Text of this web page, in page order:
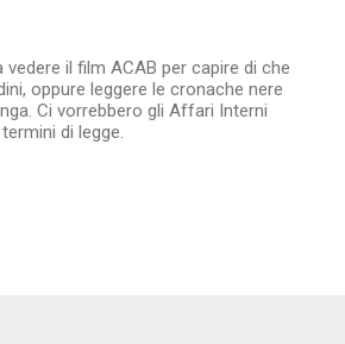
il film ACAB per capire di che
oppure leggere le cronache nere
Ci vorrebbero gli Affari Interni
di legge.